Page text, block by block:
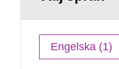
Engelska (1)